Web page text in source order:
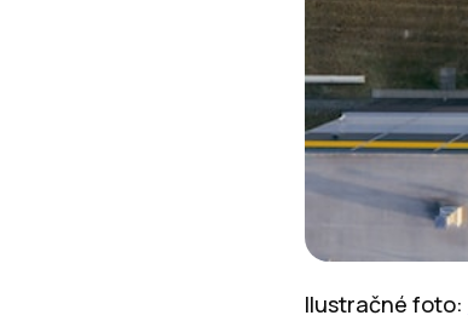
Ilustračné foto: